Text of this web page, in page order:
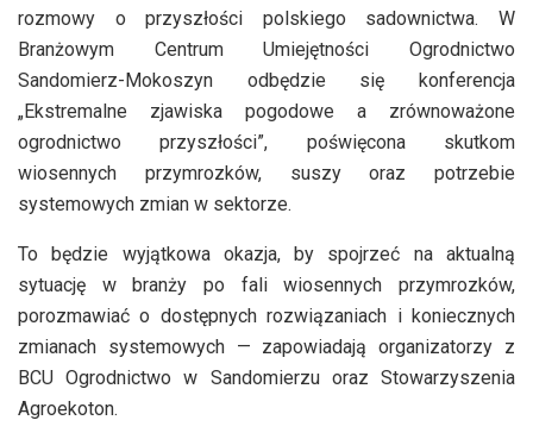
rozmowy o przyszłości polskiego sadownictwa. W
Branżowym Centrum Umiejętności Ogrodnictwo
Sandomierz-Mokoszyn odbędzie się konferencja
„Ekstremalne zjawiska pogodowe a zrównoważone
ogrodnictwo przyszłości”, poświęcona skutkom
wiosennych przymrozków, suszy oraz potrzebie
systemowych zmian w sektorze.
To będzie wyjątkowa okazja, by spojrzeć na aktualną
sytuację w branży po fali wiosennych przymrozków,
porozmawiać o dostępnych rozwiązaniach i koniecznych
zmianach systemowych — zapowiadają organizatorzy z
BCU Ogrodnictwo w Sandomierzu oraz Stowarzyszenia
Agroekoton.